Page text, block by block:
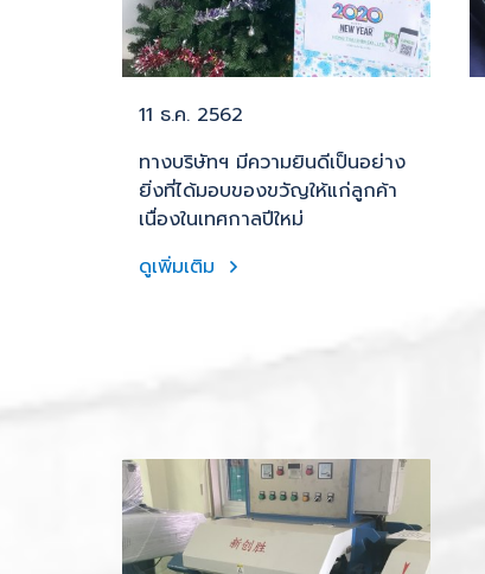
11 ธ.ค. 2562
ทางบริษัทฯ มีความยินดีเป็นอย่าง
ยิ่งที่ได้มอบของขวัญให้แก่ลูกค้า
เนื่องในเทศกาลปีใหม่
ดูเพิ่มเติม